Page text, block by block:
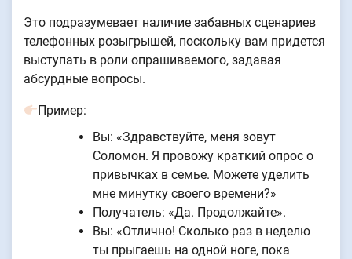
Это подразумевает наличие забавных сценариев
телефонных розыгрышей, поскольку вам придется
выступать в роли опрашиваемого, задавая
абсурдные вопросы.
Пример:
Вы: «Здравствуйте, меня зовут
Соломон. Я провожу краткий опрос о
привычках в семье. Можете уделить
мне минутку своего времени?»
Получатель: «Да. Продолжайте».
Вы: «Отлично! Сколько раз в неделю
ты прыгаешь на одной ноге, пока